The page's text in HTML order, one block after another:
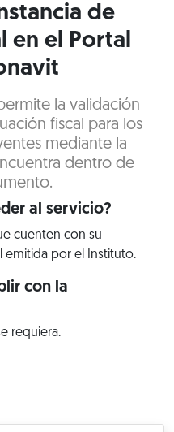
de
en el Portal
la validación
fiscal para los
mediante la
dentro de
al servicio?
cuenten con su
emitida por el Instituto.
con la
requiera.